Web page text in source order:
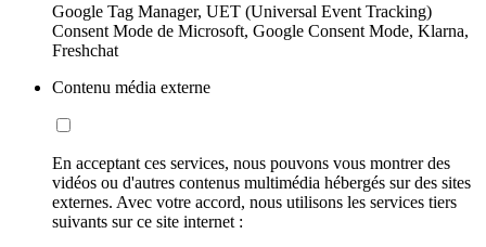
Google Tag Manager, UET (Universal Event Tracking)
Consent Mode de Microsoft, Google Consent Mode, Klarna,
Freshchat
Contenu média externe
En acceptant ces services, nous pouvons vous montrer des
vidéos ou d'autres contenus multimédia hébergés sur des sites
externes. Avec votre accord, nous utilisons les services tiers
suivants sur ce site internet :